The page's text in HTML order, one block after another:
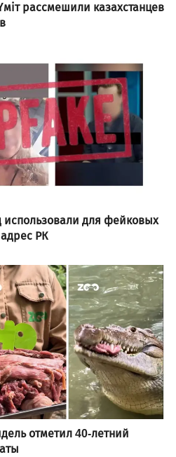
рассмешили казахстанцев
для фейковых
РК
отметил 40-летний